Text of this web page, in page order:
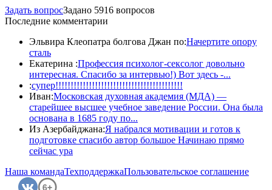
Задать вопросЗадано 5916 вопросов
Последние комментарии
Эльвира Клеопатра болгова Джан по:Начертите опору
сталь
Екатерина :Профессия психолог-сексолог довольно
интересная. Спасибо за интервью!) Вот здесь -...
:супер!!!!!!!!!!!!!!!!!!!!!!!!!!!!!!!!!!!!!!!!!!
Иван:Московская духовная академия (МДА) —
старейшее высшее учебное заведение России. Она была
основана в 1685 году по...
Из Азербайджана:Я набрался мотивации и готов к
подготовке спасибо автор большое Начинаю прямо
сейчас ура
Наша командаТехподдержкаПользовательское соглашение